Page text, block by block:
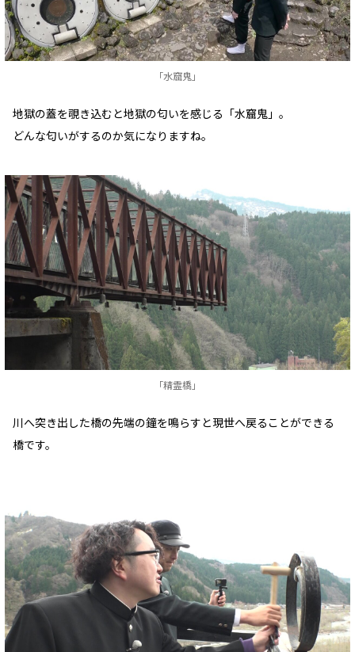
「水窟鬼」
地獄の蓋を覗き込むと地獄の匂いを感じる「水窟鬼」。
どんな匂いがするのか気になりますね。
「精霊橋」
川へ突き出した橋の先端の鐘を鳴らすと現世へ戻ることができる
橋です。